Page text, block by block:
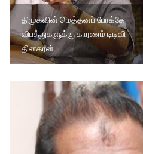
திமுகவின் மெத்தனப் போக்கே
விபத்துகளுக்கு காரணம் டிடிவி
தினகரன்